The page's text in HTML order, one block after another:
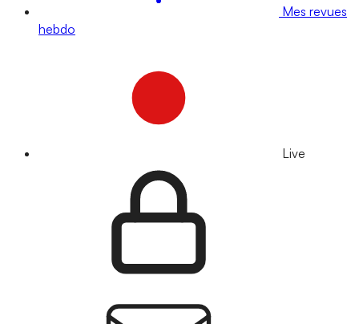
Mes revues
hebdo
Live